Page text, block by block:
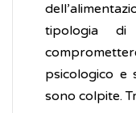
tipologia
psicologico e
sono colpite.